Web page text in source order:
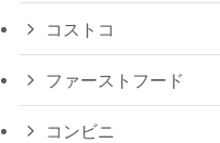
コストコ
ファーストフード
コンビニ